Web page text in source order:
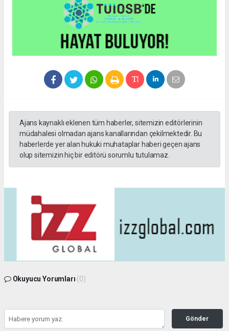
Ajans kaynaklı eklenen tüm haberler, sitemizin editörlerinin
müdahalesi olmadan ajans kanallarından çekilmektedir. Bu
haberlerde yer alan hukuki muhataplar haberi geçen ajans
olup sitemizin hiç bir editörü sorumlu tutulamaz.
Okuyucu Yorumları (0)
Gönder